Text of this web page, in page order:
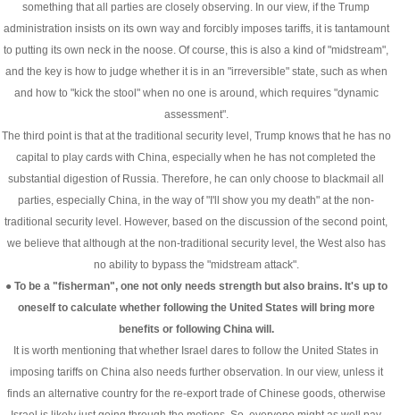
something that all parties are closely observing. In our view, if the Trump
administration insists on its own way and forcibly imposes tariffs, it is tantamount
to putting its own neck in the noose. Of course, this is also a kind of "midstream",
and the key is how to judge whether it is in an "irreversible" state, such as when
and how to "kick the stool" when no one is around, which requires "dynamic
assessment".
The third point is that at the traditional security level, Trump knows that he has no
capital to play cards with China, especially when he has not completed the
substantial digestion of Russia. Therefore, he can only choose to blackmail all
parties, especially China, in the way of "I'll show you my death" at the non-
traditional security level. However, based on the discussion of the second point,
we believe that although at the non-traditional security level, the West also has
no ability to bypass the "midstream attack".
● To be a "fisherman", one not only needs strength but also brains. It's up to
oneself to calculate whether following the United States will bring more
benefits or following China will.
It is worth mentioning that whether Israel dares to follow the United States in
imposing tariffs on China also needs further observation. In our view, unless it
finds an alternative country for the re-export trade of Chinese goods, otherwise